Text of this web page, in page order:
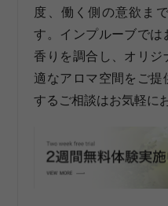
度、働く側の意欲ま
す。インプルーブで
香りを調合し、オリ
適なアロマ空間をご
するご相談はお気軽に